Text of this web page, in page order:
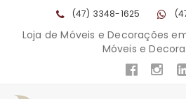
(47) 3348-1625
Loja de Móveis e Decorações
Móveis e